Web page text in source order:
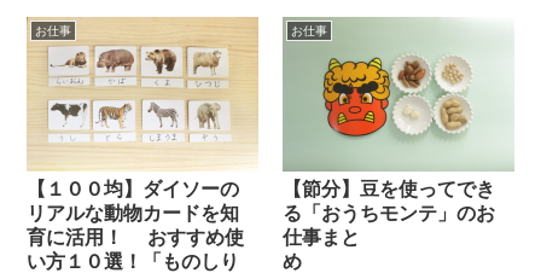
教育」にも含まれる分野。モン
テッソーリと美術に関する詳し
い資料は探せていないのですが
（汗）、子ど...
お仕事
【１００均】ダイソーの
リアルな動物カードを知
育に活用！ おすすめ使
い方１０選！「ものしり
お仕事
【節分】豆を使ってでき
る「おうちモンテ」のお
仕事まと
め